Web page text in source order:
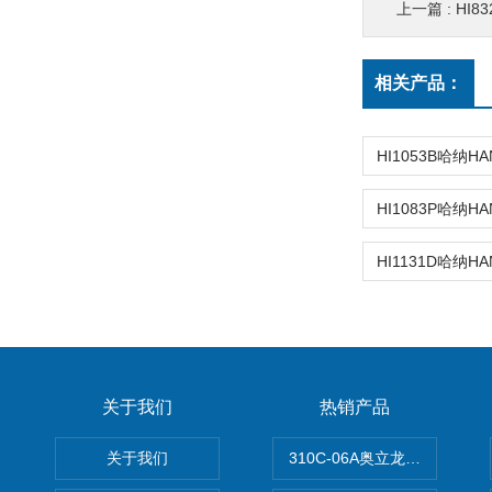
上一篇 :
相关产品：
关于我们
关于我们
热销产品
310C-06A奥立龙实验室台式